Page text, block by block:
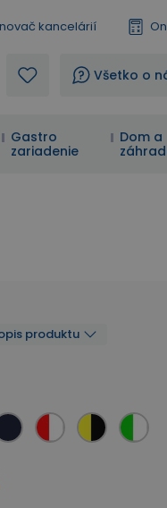
kancelárií
? Všetko o
Gastro
zariadenie
Dom a
produktu